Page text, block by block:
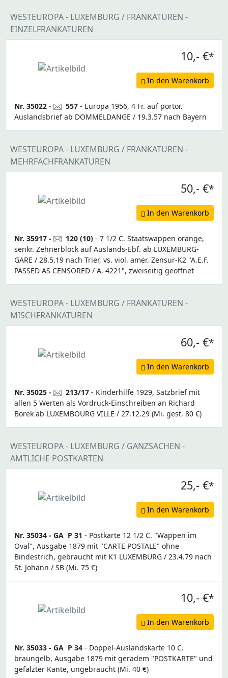
WESTEUROPA - LUXEMBURG / FRANKATUREN -
EINZELFRANKATUREN
10,- €*
In den Warenkorb
Nr. 35022 - 557 - Europa 1956, 4 Fr. auf portor.
Auslandsbrief ab DOMMELDANGE / 19.3.57 nach Bayern
WESTEUROPA - LUXEMBURG / FRANKATUREN -
MEHRFACHFRANKATUREN
50,- €*
In den Warenkorb
Nr. 35917 - 120 (10) - 7 1/2 C. Staatswappen orange,
senkr. Zehnerblock auf Auslands-Ebf. ab LUXEMBURG-
GARE / 28.5.19 nach Trier, vs. viol. amer. Zensur-K2 "A.E.F.
PASSED AS CENSORED / A. 4221", zweiseitig geöffnet
WESTEUROPA - LUXEMBURG / FRANKATUREN -
MISCHFRANKATUREN
60,- €*
In den Warenkorb
Nr. 35025 - 213/17 - Kinderhilfe 1929, Satzbrief mit
allen 5 Werten als Vordruck-Einschreiben an Richard
Borek ab LUXEMBOURG VILLE / 27.12.29 (Mi. gest. 80 €)
WESTEUROPA - LUXEMBURG / GANZSACHEN -
AMTLICHE POSTKARTEN
25,- €*
In den Warenkorb
Nr. 35034 - GA P 31 - Postkarte 12 1/2 C. "Wappen im
Oval", Ausgabe 1879 mit "CARTE POSTALE" ohne
Bindestrich, gebraucht mit K1 LUXEMBURG / 23.4.79 nach
St. Johann / SB (Mi. 75 €)
10,- €*
In den Warenkorb
Nr. 35033 - GA P 34 - Doppel-Auslandskarte 10 C.
braungelb, Ausgabe 1879 mit geradem "POSTKARTE" und
gefalzter Kante, ungebraucht (Mi. 40 €)